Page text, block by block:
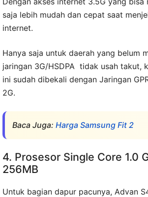
saja lebih mudah dan cepat saat
internet.
Hanya saja untuk daerah yang belum
jaringan 3G/HSDPA tidak usah takut,
ini sudah dibekali dengan Jaringan
2G.
Baca Juga: Harga Samsung Fit 2
4. Prosesor Single Core 1.0
256MB
Untuk bagian dapur pacunya, Advan